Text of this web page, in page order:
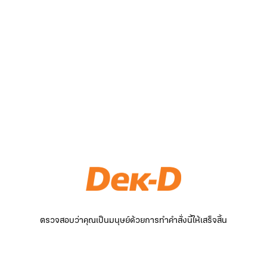
ตรวจสอบว่าคุณเป็นมนุษย์ด้วยการทำคำสั่งนี้ให้เสร็จสิ้น